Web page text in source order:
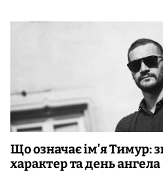
Що означає ім’я Тимур:
характер та день ангела